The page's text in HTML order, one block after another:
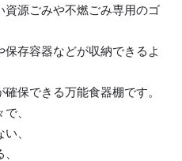
資源ごみや不燃ごみ専用のゴ
保存容器などが収納できるよ
保できる万能食器棚です。
、
、